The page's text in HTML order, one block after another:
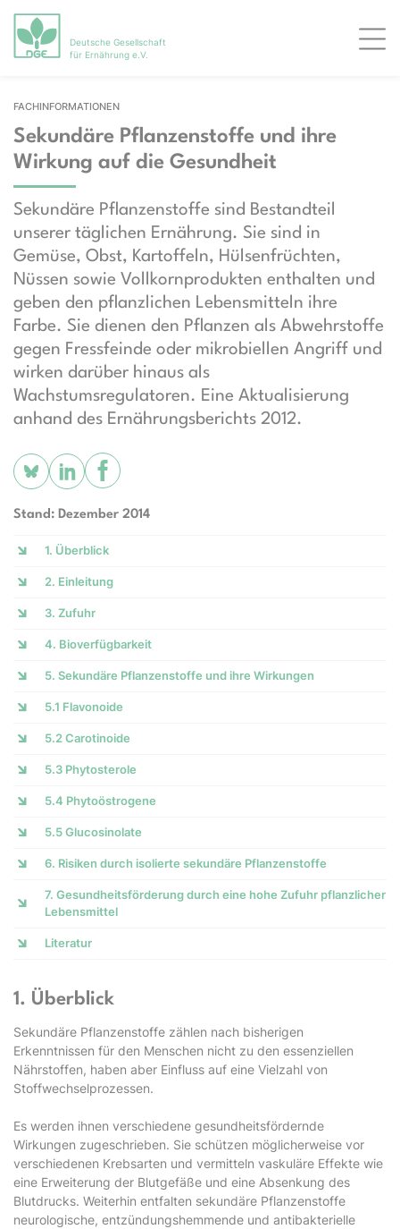
Deutsche Gesellschaft
für Ernährung e.V.
FACHINFORMATIONEN
Sekundäre Pflanzenstoffe und ihre
Wirkung auf die Gesundheit
Sekundäre Pflanzenstoffe sind Bestandteil
unserer täglichen Ernährung. Sie sind in
Gemüse, Obst, Kartoffeln, Hülsenfrüchten,
Nüssen sowie Vollkornprodukten enthalten und
geben den pflanzlichen Lebensmitteln ihre
Farbe. Sie dienen den Pflanzen als Abwehrstoffe
gegen Fressfeinde oder mikrobiellen Angriff und
wirken darüber hinaus als
Wachstumsregulatoren. Eine Aktualisierung
anhand des Ernährungsberichts 2012.
Stand: Dezember 2014
1. Überblick
2. Einleitung
3. Zufuhr
4. Bioverfügbarkeit
5. Sekundäre Pflanzenstoffe und ihre Wirkungen
5.1 Flavonoide
5.2 Carotinoide
5.3 Phytosterole
5.4 Phytoöstrogene
5.5 Glucosinolate
6. Risiken durch isolierte sekundäre Pflanzenstoffe
7. Gesundheitsförderung durch eine hohe Zufuhr pflanzlicher
Lebensmittel
Literatur
1. Überblick
Sekundäre Pflanzenstoffe zählen nach bisherigen
Erkenntnissen für den Menschen nicht zu den essenziellen
Nährstoffen, haben aber Einfluss auf eine Vielzahl von
Stoffwechselprozessen.
Es werden ihnen verschiedene gesundheitsfördernde
Wirkungen zugeschrieben. Sie schützen möglicherweise vor
verschiedenen Krebsarten und vermitteln vaskuläre Effekte wie
eine Erweiterung der Blutgefäße und eine Absenkung des
Blutdrucks. Weiterhin entfalten sekundäre Pflanzenstoffe
neurologische, entzündungshemmende und antibakterielle